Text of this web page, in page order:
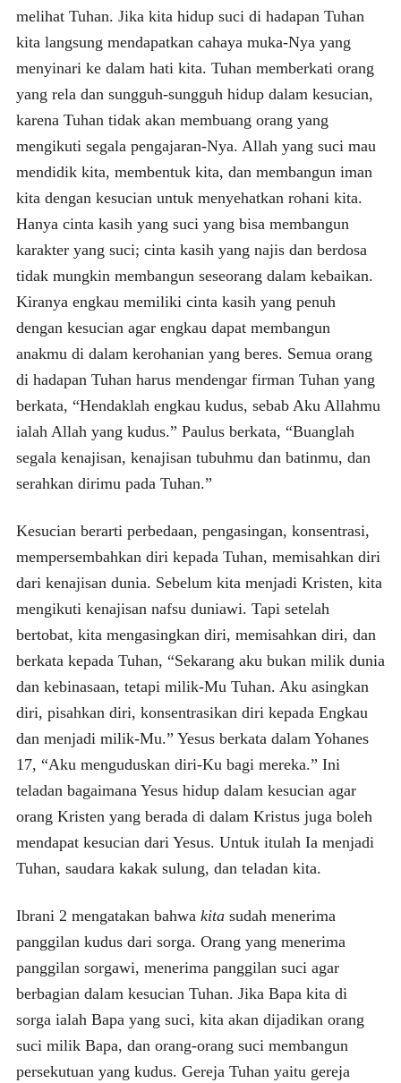
melihat Tuhan. Jika kita hidup suci di hadapan Tuhan
kita langsung mendapatkan cahaya muka-Nya yang
menyinari ke dalam hati kita. Tuhan memberkati orang
yang rela dan sungguh-sungguh hidup dalam kesucian,
karena Tuhan tidak akan membuang orang yang
mengikuti segala pengajaran-Nya. Allah yang suci mau
mendidik kita, membentuk kita, dan membangun iman
kita dengan kesucian untuk menyehatkan rohani kita.
Hanya cinta kasih yang suci yang bisa membangun
karakter yang suci; cinta kasih yang najis dan berdosa
tidak mungkin membangun seseorang dalam kebaikan.
Kiranya engkau memiliki cinta kasih yang penuh
dengan kesucian agar engkau dapat membangun
anakmu di dalam kerohanian yang beres. Semua orang
di hadapan Tuhan harus mendengar firman Tuhan yang
berkata, “Hendaklah engkau kudus, sebab Aku Allahmu
ialah Allah yang kudus.” Paulus berkata, “Buanglah
segala kenajisan, kenajisan tubuhmu dan batinmu, dan
serahkan dirimu pada Tuhan.”
Kesucian berarti perbedaan, pengasingan, konsentrasi,
mempersembahkan diri kepada Tuhan, memisahkan diri
dari kenajisan dunia. Sebelum kita menjadi Kristen, kita
mengikuti kenajisan nafsu duniawi. Tapi setelah
bertobat, kita mengasingkan diri, memisahkan diri, dan
berkata kepada Tuhan, “Sekarang aku bukan milik dunia
dan kebinasaan, tetapi milik-Mu Tuhan. Aku asingkan
diri, pisahkan diri, konsentrasikan diri kepada Engkau
dan menjadi milik-Mu.” Yesus berkata dalam Yohanes
17, “Aku menguduskan diri-Ku bagi mereka.” Ini
teladan bagaimana Yesus hidup dalam kesucian agar
orang Kristen yang berada di dalam Kristus juga boleh
mendapat kesucian dari Yesus. Untuk itulah Ia menjadi
Tuhan, saudara kakak sulung, dan teladan kita.
Ibrani 2 mengatakan bahwa kitasudah menerima
panggilan kudus dari sorga. Orang yang menerima
panggilan sorgawi, menerima panggilan suci agar
berbagian dalam kesucian Tuhan. Jika Bapa kita di
sorga ialah Bapa yang suci, kita akan dijadikan orang
suci milik Bapa, dan orang-orang suci membangun
persekutuan yang kudus. Gereja Tuhan yaitu gereja